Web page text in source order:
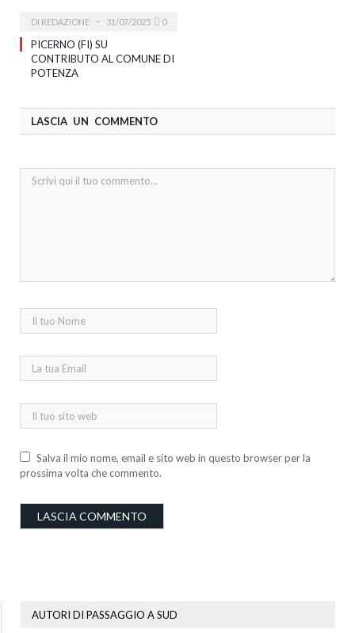
DI REDAZIONE 31/07/2025 0
PICERNO (FI) SU
CONTRIBUTO AL COMUNE DI
POTENZA
LASCIA UN COMMENTO
Salva il mio nome, email e sito web in questo browser per la
prossima volta che commento.
AUTORI DI PASSAGGIO A SUD